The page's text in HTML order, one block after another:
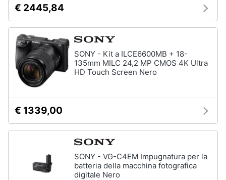
€ 2445,84
SONY - Kit a ILCE6600MB + 18-
135mm MILC 24,2 MP CMOS 4K Ultra
HD Touch Screen Nero
€ 1339,00
SONY - VG-C4EM Impugnatura per la
batteria della macchina fotografica
digitale Nero